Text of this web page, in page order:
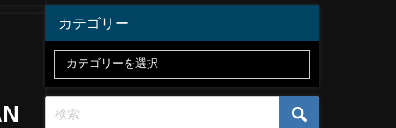
カテゴリー